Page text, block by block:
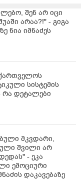
და
სამი პირი -
დაბადებული
პირადი
ერთი
შენ არ იცი
არაა?!" - გიგა
ნია იმნაძეს
სისტემის
რა დეტალები
მკვდარი,
შვილი არ
- ეკა
ემოციური
დაკავებაზე